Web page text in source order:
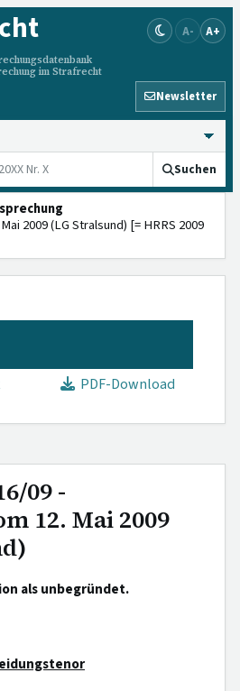
im Strafrecht
A- A+
Newsletter
Suchen
2009 (LG Stralsund) [= HRRS 2009
PDF-Download
09 -
12. Mai 2009
als unbegründet.